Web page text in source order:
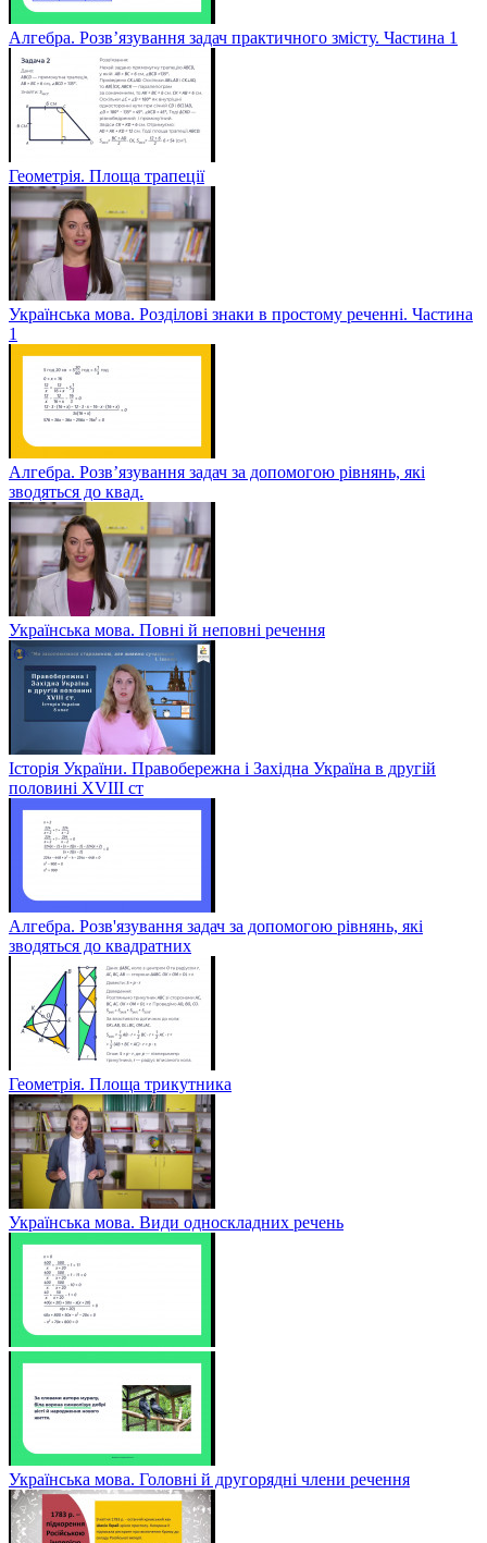
Алгебра. Розв’язування задач практичного змісту. Частина 1
Геометрія. Площа трапеції
Українська мова. Розділові знаки в простому реченні. Частина
1
Алгебра. Розв’язування задач за допомогою рівнянь, які
зводяться до квад.
Українська мова. Повні й неповні речення
Історія України. Правобережна і Західна Україна в другій
половині XVIII ст
Алгебра. Розв'язування задач за допомогою рівнянь, які
зводяться до квадратних
Геометрія. Площа трикутника
Українська мова. Види односкладних речень
Українська мова. Головні й другорядні члени речення